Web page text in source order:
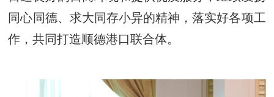
同心同德、求大同存小异的精神，落实好各项工
作，共同打造顺德港口联合体。